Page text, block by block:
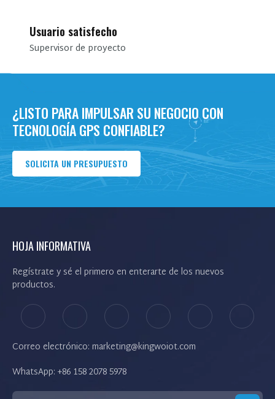
Usuario satisfecho
Supervisor de proyecto
Productos de interés
Doy mi consentimiento para recibir
nuestro sitio web, y otorgo dicho
¿LISTO PARA IMPULSAR SU NEGOCIO CON
TECNOLOGÍA GPS CONFIABLE?
SOLICITA UN PRESUPUESTO
HOJA INFORMATIVA
Regístrate y sé el primero en enterarte de los nuevos
productos.
Correo electrónico: marketing@kingwoiot.com
WhatsApp: +86 158 2078 5978